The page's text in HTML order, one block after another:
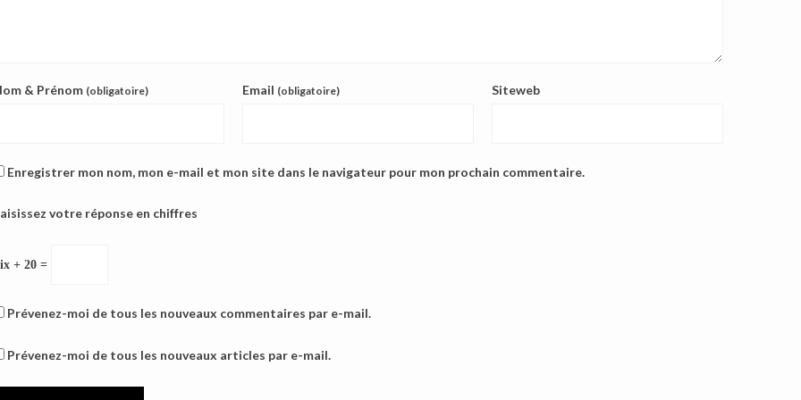
& Prénom (obligatoire) Email (obligatoire) Siteweb
Enregistrer mon nom, mon e-mail et mon site dans le navigateur pour mon prochain commentaire.
votre réponse en chiffres
+ 20 =
Prévenez-moi de tous les nouveaux commentaires par e-mail.
Prévenez-moi de tous les nouveaux articles par e-mail.